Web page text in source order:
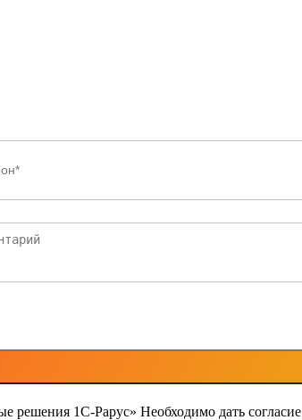
решения 1С-Рарус» Необходимо дать согласие